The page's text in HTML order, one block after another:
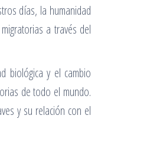
días, la humanidad
a través del
biológica y el cambio
de todo el mundo.
y su relación con el